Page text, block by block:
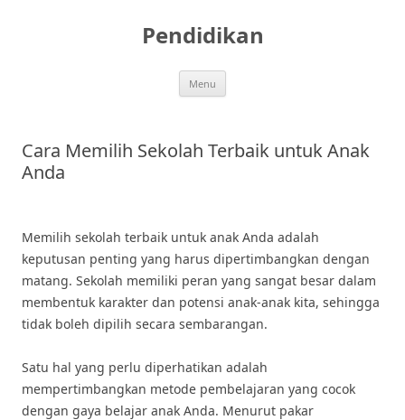
Pendidikan
Menu
Cara Memilih Sekolah Terbaik untuk Anak
Anda
Memilih sekolah terbaik untuk anak Anda adalah
keputusan penting yang harus dipertimbangkan dengan
matang. Sekolah memiliki peran yang sangat besar dalam
membentuk karakter dan potensi anak-anak kita, sehingga
tidak boleh dipilih secara sembarangan.
Satu hal yang perlu diperhatikan adalah
mempertimbangkan metode pembelajaran yang cocok
dengan gaya belajar anak Anda. Menurut pakar